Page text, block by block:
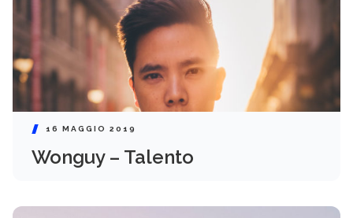
16 MAGGIO 2019
Wonguy – Talento